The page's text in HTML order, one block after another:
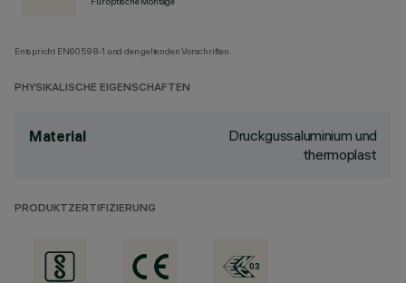
Entspricht EN60598-1 und den geltenden Vorschriften.
PHYSIKALISCHE EIGENSCHAFTEN
Material
Druckgussaluminium und
thermoplast
PRODUKTZERTIFIZIERUNG